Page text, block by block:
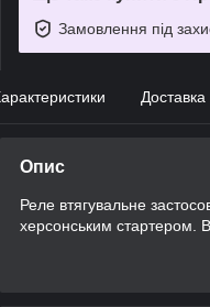
Замовлення під
Доставка
Опис
Реле втягувальне
херсонським стартером.